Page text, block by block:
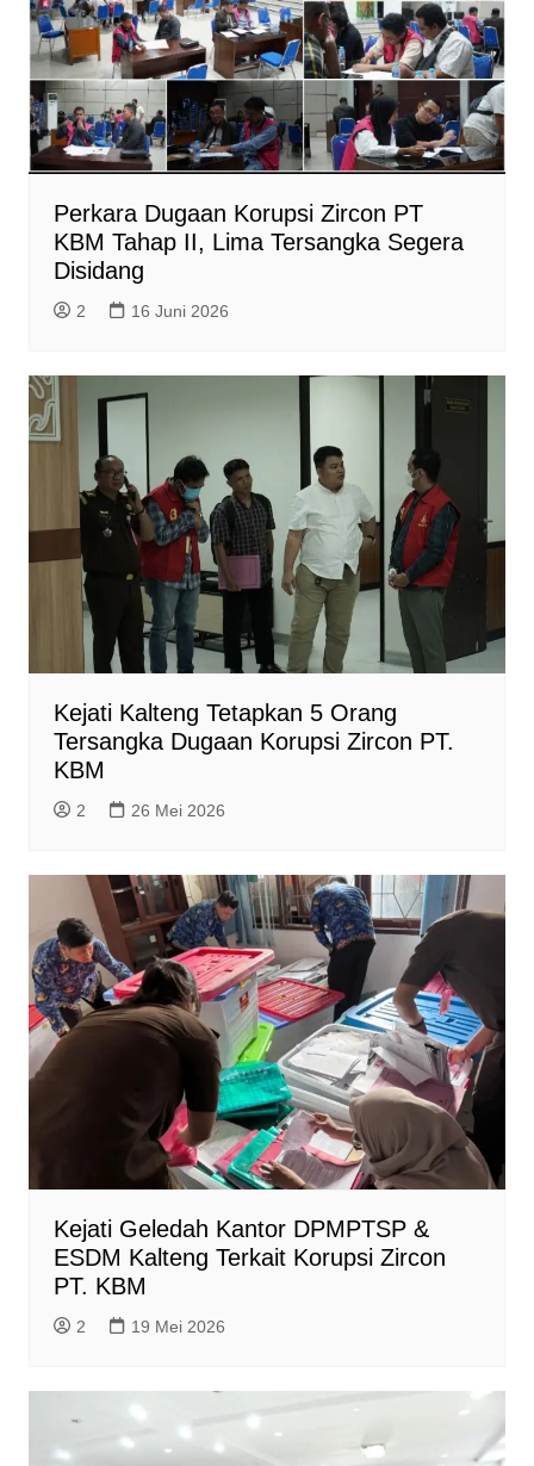
l
y
Perkara Dugaan Korupsi Zircon PT
KBM Tahap II, Lima Tersangka Segera
Disidang
2 16 Juni 2026
Kejati Kalteng Tetapkan 5 Orang
Tersangka Dugaan Korupsi Zircon PT.
KBM
2 26 Mei 2026
Kejati Geledah Kantor DPMPTSP &
ESDM Kalteng Terkait Korupsi Zircon
PT. KBM
2 19 Mei 2026